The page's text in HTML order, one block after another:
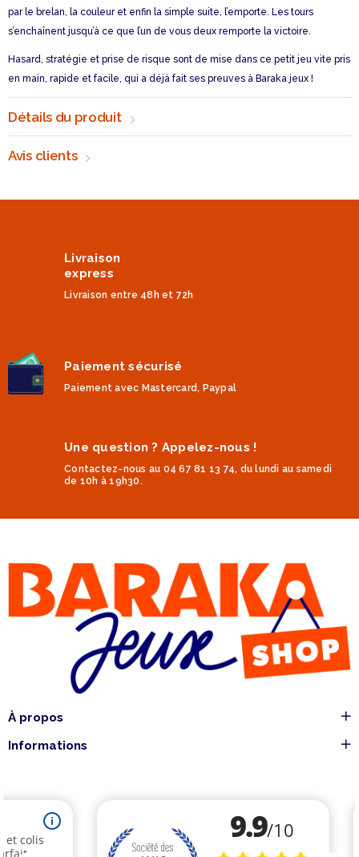
par le brelan, la couleur et enfin la simple suite, l’emporte. Les tours
s’enchaînent jusqu’à ce que l’un de vous deux remporte la victoire.
Hasard, stratégie et prise de risque sont de mise dans ce petit jeu vite pris
en main, rapide et facile, qui a déjà fait ses preuves à Baraka jeux !
Détails du produit
Avis clients
Livraison
express
Livraison entre 48h et 72h
Paiement sécurisé
Paiement avec Mastercard, Paypal
Une question ? Appelez-nous !
Contactez-nous au 04 67 81 13 74, du lundi au samedi
de 10h à 19h30.
À propos
Informations